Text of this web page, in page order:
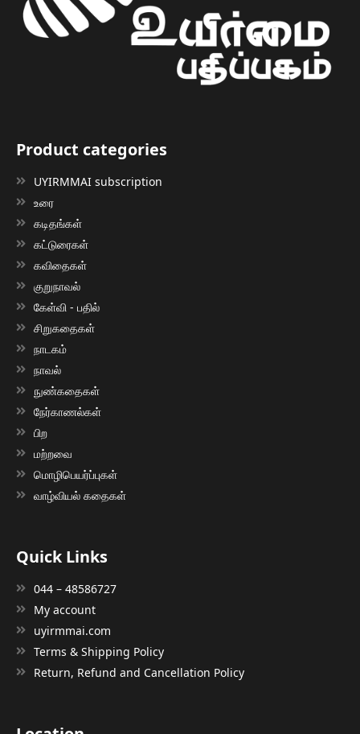
Product categories
UYIRMMAI subscription
உரை
கடிதங்கள்
கட்டுரைகள்
கவிதைகள்
குறுநாவல்
கேள்வி - பதில்
சிறுகதைகள்
நாடகம்
நாவல்
நுண்கதைகள்
நேர்காணல்கள்
பிற
மற்றவை
மொழிபெயர்ப்புகள்
வாழ்வியல் கதைகள்
Quick Links
044 – 48586727
My account
uyirmmai.com
Terms & Shipping Policy
Return, Refund and Cancellation Policy